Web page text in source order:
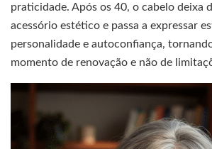
praticidade. Após os 40, o cabelo deixa
acessório estético e passa a expressar
personalidade e autoconfiança,
momento de renovação e não de